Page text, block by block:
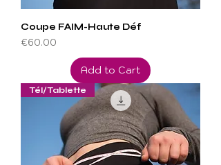
Coupe FAIM-Haute Déf
Price
€60.00
Add to Cart
Tél/Tablette